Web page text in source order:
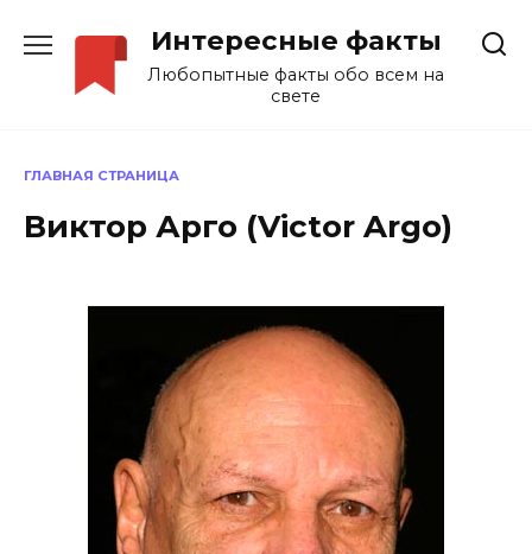
содержанию
Интересные факты
Любопытные факты обо всем на
свете
ГЛАВНАЯ СТРАНИЦА
Виктор Арго (Victor Argo)